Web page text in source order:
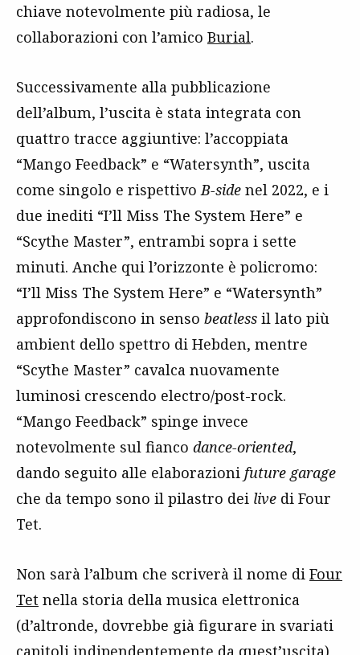
chiave notevolmente più radiosa, le
collaborazioni con l’amico Burial.
Successivamente alla pubblicazione
dell’album, l’uscita è stata integrata con
quattro tracce aggiuntive: l’accoppiata
“Mango Feedback” e “Watersynth”, uscita
come singolo e rispettivoB-side nel 2022, e i
due inediti “I’ll Miss The System Here” e
“Scythe Master”, entrambi sopra i sette
minuti. Anche qui l’orizzonte è policromo:
“I’ll Miss The System Here” e “Watersynth”
approfondiscono in senso beatless il lato più
ambient dello spettro di Hebden, mentre
“Scythe Master” cavalca nuovamente
luminosi crescendo electro/post-rock.
“Mango Feedback” spinge invece
notevolmente sul fianco dance-oriented,
dando seguito alle elaborazioni future garage
che da tempo sono il pilastro dei live di Four
Tet.
Non sarà l’album che scriverà il nome di Four
Tet nella storia della musica elettronica
(d’altronde, dovrebbe già figurare in svariati
capitoli indipendentemente da quest’uscita),